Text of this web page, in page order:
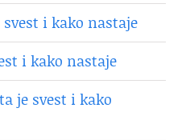
svest i kako nastaje
i kako nastaje
je svest i kako